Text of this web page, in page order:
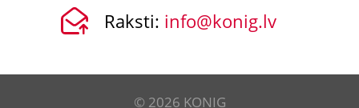
Raksti: info@konig.lv
© 2026 KONIG